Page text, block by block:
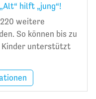
hilft „jung“!
weitere
So können bis zu
unterstützt